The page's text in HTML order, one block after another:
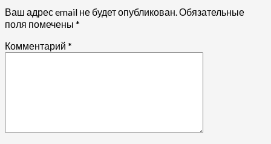
Ваш адрес email не будет опубликован.Обязательные
поля помечены *
Комментарий *